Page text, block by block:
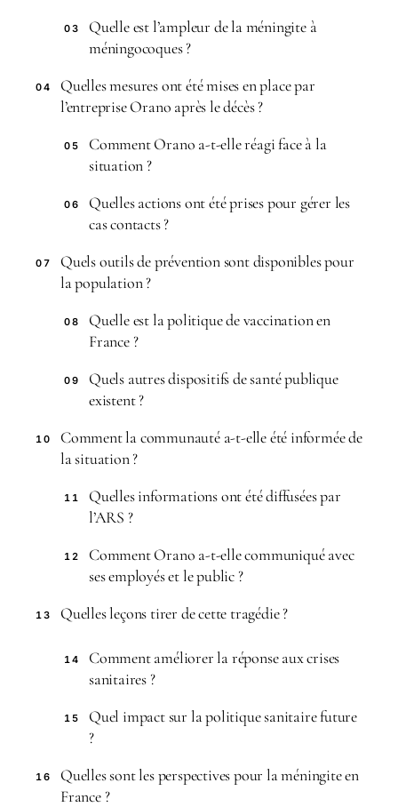
03
Quelle est l’ampleur de la méningite à
méningocoques ?
04
Quelles mesures ont été mises en place par
l’entreprise Orano après le décès ?
05
Comment Orano a-t-elle réagi face à la
situation ?
06
Quelles actions ont été prises pour gérer les
cas contacts ?
07
Quels outils de prévention sont disponibles pour
la population ?
08
Quelle est la politique de vaccination en
France ?
09
Quels autres dispositifs de santé publique
existent ?
10
Comment la communauté a-t-elle été informée de
la situation ?
11
Quelles informations ont été diffusées par
l’ARS ?
12
Comment Orano a-t-elle communiqué avec
ses employés et le public ?
13 Quelles leçons tirer de cette tragédie ?
14
Comment améliorer la réponse aux crises
sanitaires ?
15
Quel impact sur la politique sanitaire future
?
16
Quelles sont les perspectives pour la méningite en
France ?